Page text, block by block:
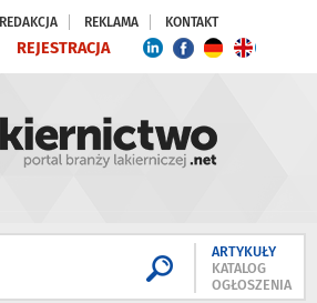
REDAKCJA REKLAMA KONTAKT
REJESTRACJA
ARTYKUŁY
KATALOG
OGŁOSZENIA